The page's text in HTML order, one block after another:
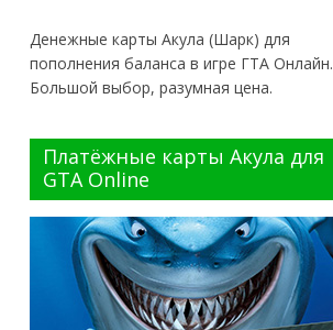
Денежные карты Акула (Шарк) для
пополнения баланса в игре ГТА Онлайн.
Большой выбор, разумная цена.
Платёжные карты Акула для
GTA Online